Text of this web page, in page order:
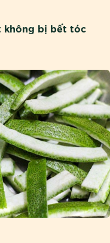
không bị bết tóc